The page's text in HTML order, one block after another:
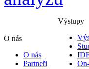
O nás
O nás
Partneři
Výstupy